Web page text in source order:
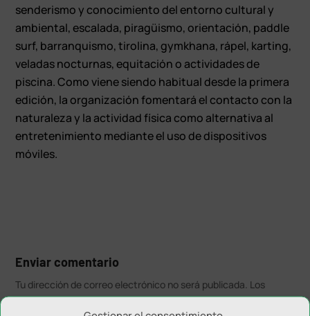
senderismo y conocimiento del entorno cultural y
ambiental, escalada, piragüismo, orientación, paddle
surf, barranquismo, tirolina, gymkhana, rápel, karting,
veladas nocturnas, equitación o actividades de
piscina. Como viene siendo habitual desde la primera
edición, la organización fomentará el contacto con la
naturaleza y la actividad física como alternativa al
entretenimiento mediante el uso de dispositivos
móviles.
Enviar comentario
Tu dirección de correo electrónico no será publicada. Los
campos obligatorios están marcados con*